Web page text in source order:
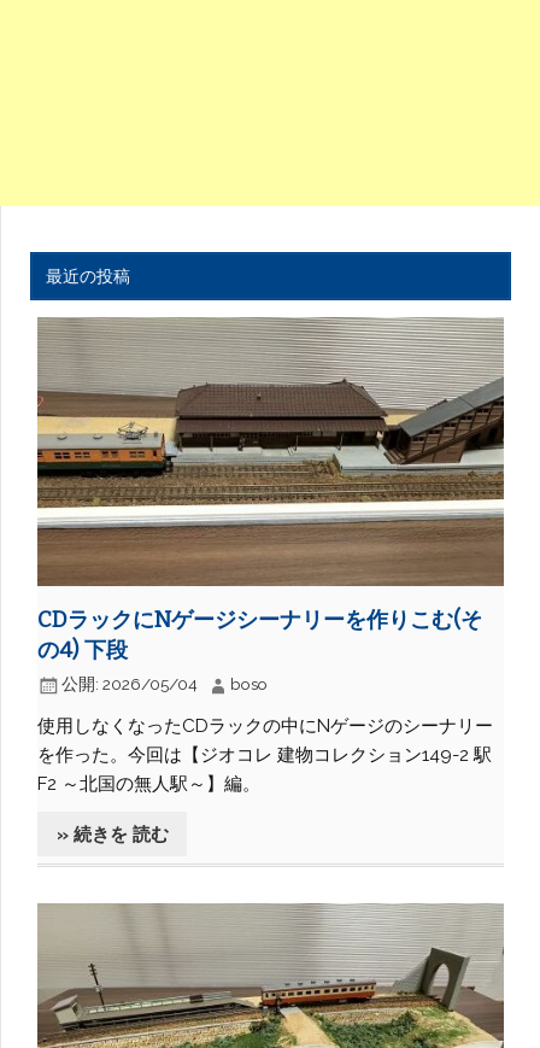
最近の投稿
CDラックにNゲージシーナリーを作りこむ(そ
の4) 下段
公開: 2026/05/04 boso
使用しなくなったCDラックの中にNゲージのシーナリー
を作った。今回は【ジオコレ 建物コレクション149-2 駅
F2 ～北国の無人駅～】編。
» 続きを 読む